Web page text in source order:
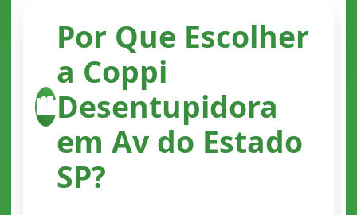
🏙️
Por Que Escolher
a Coppi
Desentupidora
em Av do Estado
SP?